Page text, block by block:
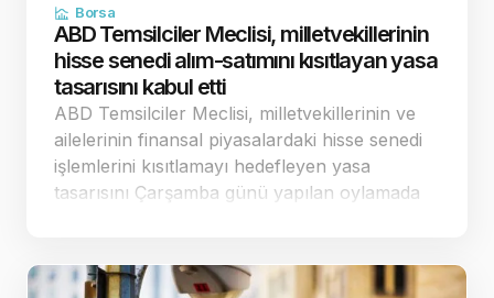
Borsa
ABD Temsilciler Meclisi, milletvekillerinin
hisse senedi alım-satımını kısıtlayan yasa
tasarısını kabul etti
ABD Temsilciler Meclisi, milletvekillerinin ve
ailelerinin finansal piyasalardaki hisse senedi
işlemlerini kısıtlamayı hedefleyen yasa
tasarısını Çarşamba günü yapılan oylamada
düzenlemeler…